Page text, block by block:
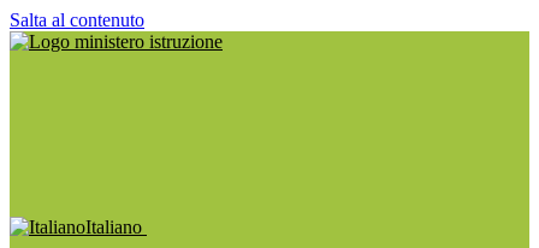
Salta al contenuto
Italiano